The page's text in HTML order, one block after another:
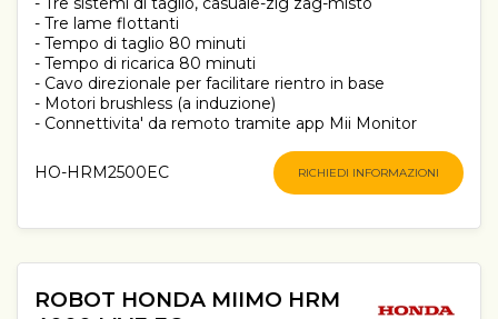
- Tre lame flottanti
- Tempo di taglio 80 minuti
- Tempo di ricarica 80 minuti
- Cavo direzionale per facilitare rientro in base
- Motori brushless (a induzione)
- Connettivita' da remoto tramite app Mii Monitor
HO-HRM2500EC RICHIEDI INFORMAZIONI
ROBOT HONDA MIIMO HRM